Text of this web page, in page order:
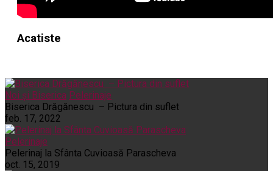
Acatiste
Noi și Biserica Pelerinaje
Biserica Drăgănescu – Pictura din suflet
feb. 17, 2022
Pelerinaje
Pelerinaj la Sfânta Cuvioasă Parascheva
oct. 15, 2019